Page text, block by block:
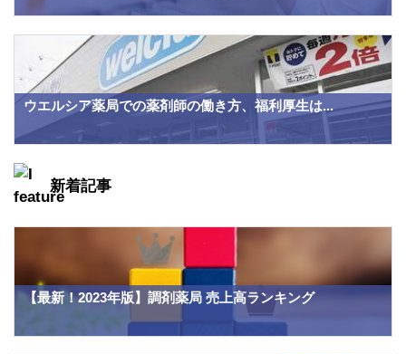
ウエルシア薬局での薬剤師の働き方、福利厚生は...
新着記事
【最新！2023年版】調剤薬局 売上高ランキング